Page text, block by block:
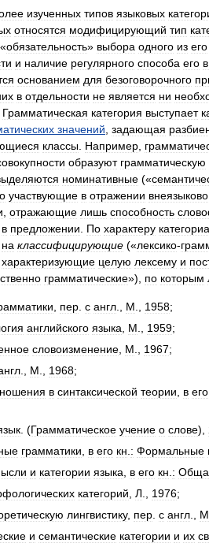
изученных типов языковых
относятся модифицирующий тип
обязательность» выбора одного из его
и наличие регулярного способа его
основанием для безоговорочного
в отдельности не является ни
Грамматическая категория выступает
значений задающая
классы Например
образуют грамматическую
номинативные («
участвующие в отражении
отражающие лишь способность
в предложении По характеру
на классифицирующие («лексико-
характеризующие целую лексему и
грамматические»), по которым
пер с англ М 1958;
английского языка М 1959;
словоизменение М 1967;
М 1968;
в синтаксической теории в его
. (Грамматическое учение о слове),
грамматики в его кн : Формальные
и категории языка в его кн :
категорий Л 1976;
лингвистику, пер с англ М
и семантические категории и их